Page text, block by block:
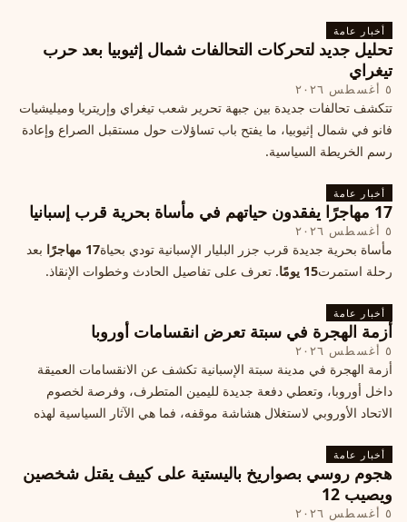
أخبار عامة
تحليل جديد لتحركات التحالفات شمال إثيوبيا بعد حرب
تيغراي
٥ أغسطس ٢٠٢٦
تتكشف تحالفات جديدة بين جبهة تحرير شعب تيغراي وإريتريا وميليشيات
فانو في شمال إثيوبيا، ما يفتح باب تساؤلات حول مستقبل الصراع وإعادة
رسم الخريطة السياسية.
أخبار عامة
17 مهاجرًا يفقدون حياتهم في مأساة بحرية قرب إسبانيا
٥ أغسطس ٢٠٢٦
مأساة بحرية جديدة قرب جزر البليار الإسبانية تودي بحياة17 مهاجرًا
بعد
رحلة استمرت15 يومًا . تعرف على تفاصيل الحادث وخطوات الإنقاذ.
أخبار عامة
أزمة الهجرة في سبتة تعرض انقسامات أوروبا
٥ أغسطس ٢٠٢٦
أزمة الهجرة في مدينة سبتة الإسبانية تكشف عن الانقسامات العميقة
داخل أوروبا، وتعطي دفعة جديدة لليمين المتطرف، وفرصة لخصوم
الاتحاد الأوروبي لاستغلال هشاشة موقفه، فما هي الآثار السياسية لهذه
أخبار عامة
هجوم روسي بصواريخ باليستية على كييف يقتل شخصين
ويصيب 12
٥ أغسطس ٢٠٢٦